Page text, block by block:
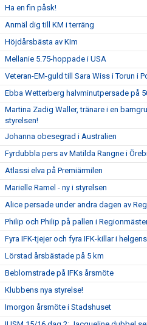
Ha en fin påsk!
Anmäl dig till KM i terräng
Höjdårsbästa av KIm
Mellanie 5.75-hoppade i USA
Veteran-EM-guld till Sara Wiss i Torun i
Ebba Wetterberg halvminutpersade på
Martina Zadig Waller, tränare i en
styrelsen!
Johanna obesegrad i Australien
Fyrdubbla pers av Matilda Rangne i
Atlassi elva på Premiärmilen
Marielle Ramel - ny i styrelsen
Alice persade under andra dagen av
Philip och Philip på pallen i
Fyra IFK-tjejer och fyra IFK-killar i
Lörstad årsbästade på 5 km
Beblomstrade på IFKs årsmöte
Klubbens nya styrelse!
Imorgon årsmöte i Stadshuset